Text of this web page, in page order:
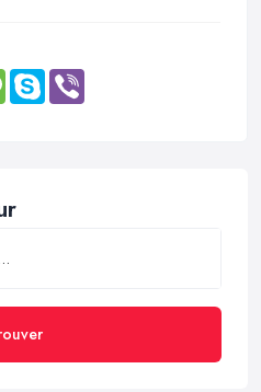
MessageSkype